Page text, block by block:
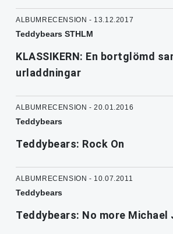
ALBUMRECENSION - 13.12.2017
Teddybears STHLM
KLASSIKERN: En bortglömd
urladdningar
ALBUMRECENSION - 20.01.2016
Teddybears
Teddybears: Rock On
ALBUMRECENSION - 10.07.2011
Teddybears
Teddybears: No more Michael